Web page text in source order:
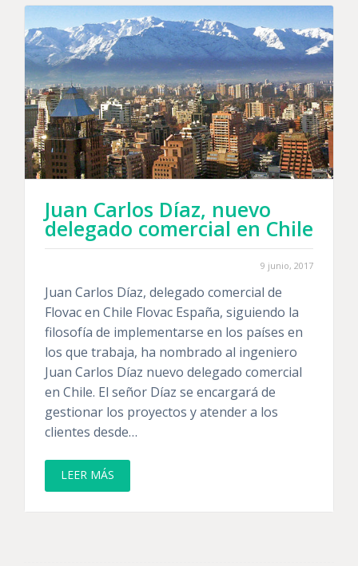
Juan Carlos Díaz, nuevo
delegado comercial en Chile
9 junio, 2017
Juan Carlos Díaz, delegado comercial de
Flovac en Chile Flovac España, siguiendo la
filosofía de implementarse en los países en
los que trabaja, ha nombrado al ingeniero
Juan Carlos Díaz nuevo delegado comercial
en Chile. El señor Díaz se encargará de
gestionar los proyectos y atender a los
clientes desde…
LEER MÁS